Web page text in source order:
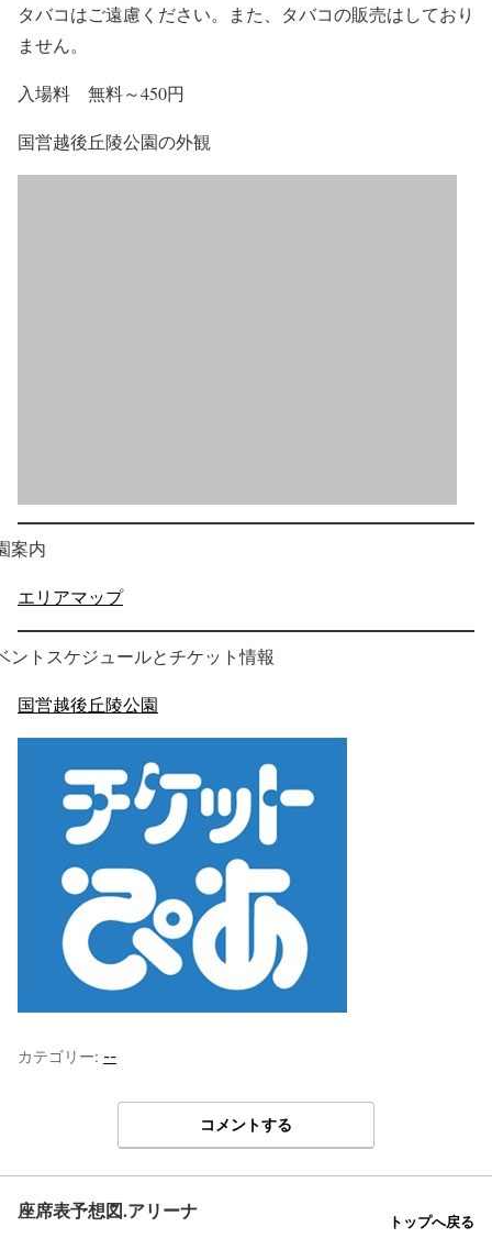
タバコはご遠慮ください。また、タバコの販売はしており
ません。
入場料 無料～450円
国営越後丘陵公園の外観
案内
エリアマップ
ントスケジュールとチケット情報
国営越後丘陵公園
カテゴリー: --
コメントする
座席表予想図.アリーナ トップへ戻る